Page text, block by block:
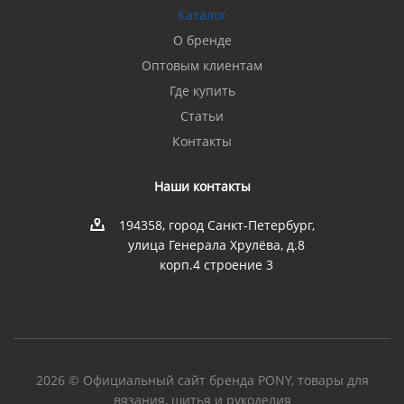
Каталог
О бренде
Оптовым клиентам
Где купить
Статьи
Контакты
Наши контакты
194358, город Санкт-Петербург,
улица Генерала Хрулёва, д.8
корп.4 строение 3
2026 © Официальный сайт бренда PONY, товары для
вязания, шитья и рукоделия